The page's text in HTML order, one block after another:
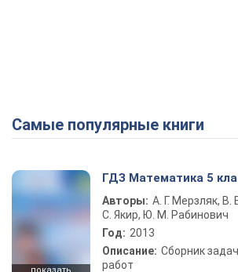
Самые популярные книги
ГДЗ Математика 5
Авторы: А. Г. Мерзляк, В.
С. Якир, Ю. М. Рабинович
Год: 2013
Описание: Сборник
работ